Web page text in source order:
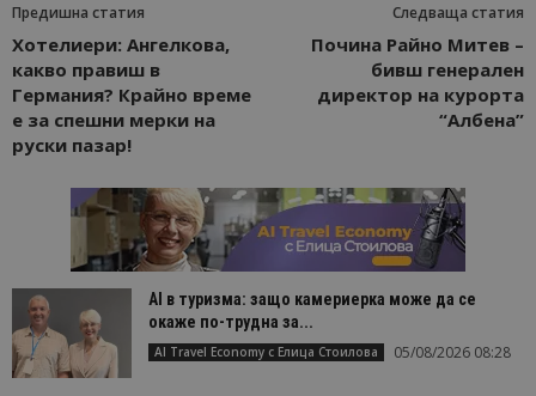
Предишна статия
Хотелиери: Ангелкова,
какво правиш в
Германия? Крайно време
е за спешни мерки на
руски пазар!
Следваща статия
Почина Райно Митев –
бивш генерален
директор на курорта
“Албена”
AI в туризма: защо камериерка може да се
окаже по-трудна за...
AI Travel Economy с Елица Стоилова 05/08/2026 08:28